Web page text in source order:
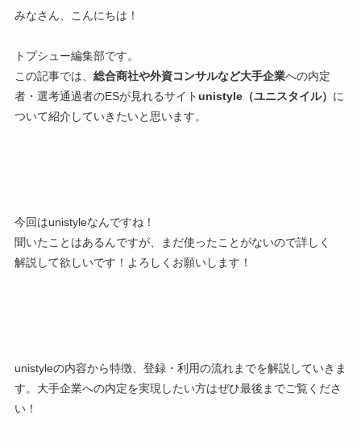
みなさん、こんにちは！
トプシュー編集部です。
この記事では、 総合商社や外資コンサルなど大手企業への内定
者・選考通過者のESが見れるサイトunistyle（ユニスタイル） に
ついて紹介していきたいと思います。
今回はunistyleなんですね！
聞いたことはあるんですが、まだ使ったことがないので詳しく
解説して欲しいです！よろしくお願いします！
unistyleの内容から特徴、登録・利用の流れまでを解説していきま
す。 大手企業への内定を実現したい方はぜひ最後までご覧くださ
い！